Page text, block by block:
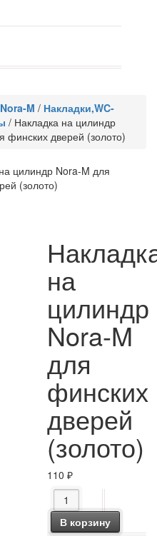
Nora-M / Накладки,WC-
/ Накладка на цилиндр
финских дверей (золото)
на
цилиндр
Nora-M
для
финских
дверей
(золото)
110₽
Количество товара
В корзину